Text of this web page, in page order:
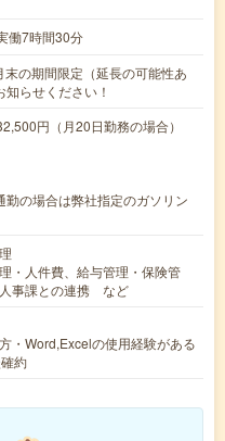
7時間30分
の期間限定（延長の可能性あ
らせください！
円（月20日勤務の場合）
の場合は弊社指定のガソリン
・人件費、給与管理・保険管
事課との連携 など
・Word,Excelの使用経験がある
約